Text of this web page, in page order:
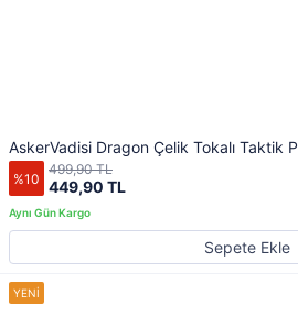
AskerVadisi Dragon Çelik Tokalı Taktik
%10 449,90 TL
499,90 TL
Sepete Ekle